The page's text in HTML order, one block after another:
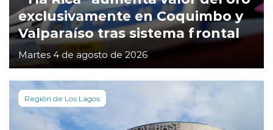
exclusivamente en Coquimbo y
Valparaíso tras sistema frontal
Martes 4 de agosto de 2026
Región de Los Lagos